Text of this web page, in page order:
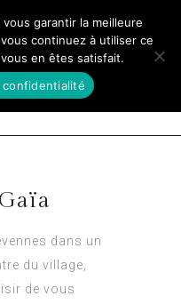
dans un
du village,
de vous
garantir la meilleure
continuez à utiliser ce
en êtes satisfait.
confidentialité